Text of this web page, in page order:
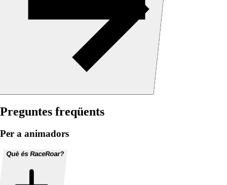
Preguntes freqüents
Per a animadors
Què és RaceRoar?